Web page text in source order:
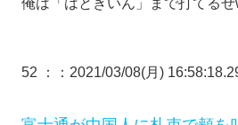
俺は「はときいん」まで打てる
52 ： ：2021/03/08(月)